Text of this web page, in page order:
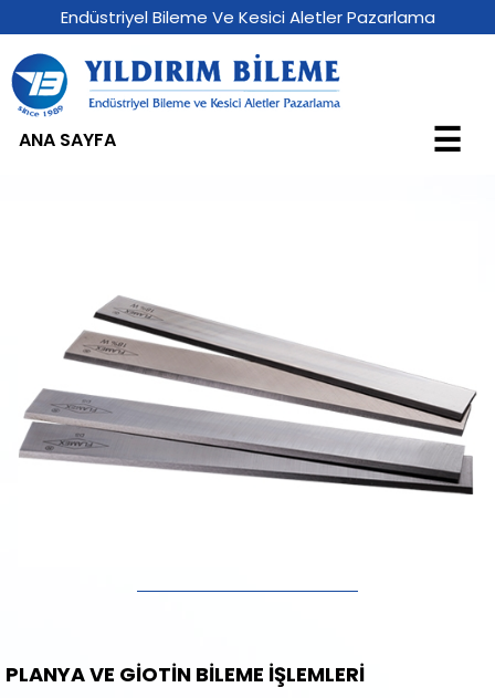
Endüstriyel Bileme Ve Kesici Aletler Pazarlama
ANA SAYFA ☰
PLANYA VE GİOTİN BİLEME İŞLEMLERİ